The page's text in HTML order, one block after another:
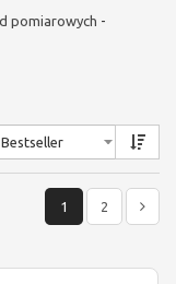
pomiarowych -
1 2